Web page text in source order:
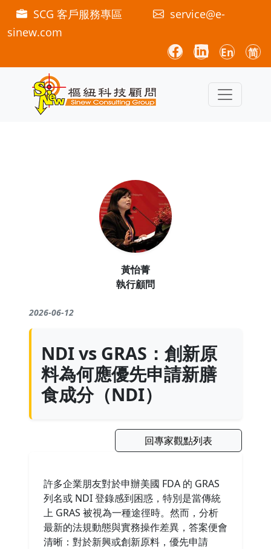
SCG 客戶服務專區
service@e-
sinew.com
En 简
黃怡菁
執行顧問
2026-06-12
NDI vs GRAS：創新原
料為何應優先申請新膳
食成分（NDI）
回專家觀點列表
許多企業朋友對於申辦美國 FDA 的 GRAS
列名或 NDI 登錄感到困惑，特別是當傳統
上 GRAS 被視為一種途徑時。然而，分析
最新的法規動態與實務操作差異，答案便會
清晰：對於新興或創新原料，優先申請